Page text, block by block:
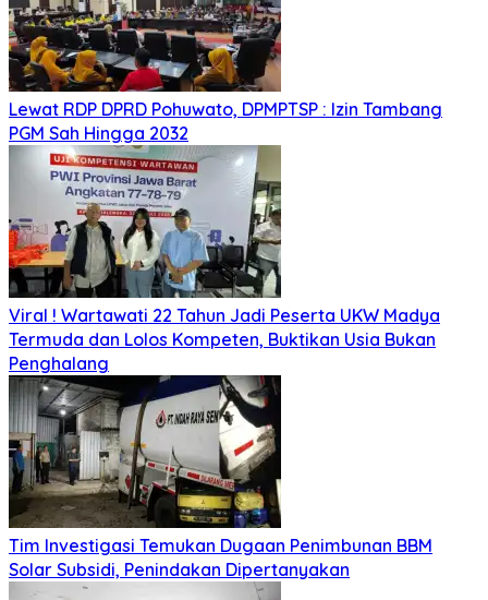
Lewat RDP DPRD Pohuwato, DPMPTSP : Izin Tambang
PGM Sah Hingga 2032
Viral ! Wartawati 22 Tahun Jadi Peserta UKW Madya
Termuda dan Lolos Kompeten, Buktikan Usia Bukan
Penghalang
Tim Investigasi Temukan Dugaan Penimbunan BBM
Solar Subsidi, Penindakan Dipertanyakan